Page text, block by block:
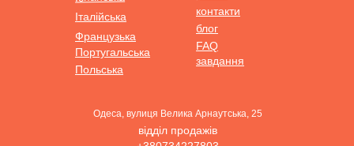
завдання
FAQ
відділ продажів
блог
контакти
Італійська
Французька
Португальська
Польська
Одеса, вулиця Велика Арнаутська, 25